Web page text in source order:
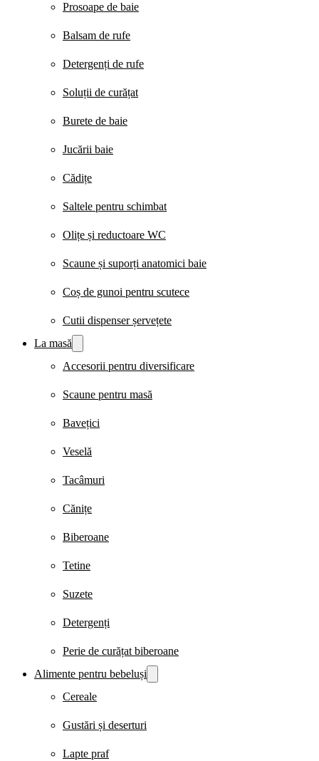
Prosoape de baie
Balsam de rufe
Detergenți de rufe
Soluții de curățat
Burete de baie
Jucării baie
Cădițe
Saltele pentru schimbat
Olițe și reductoare WC
Scaune și suporți anatomici baie
Coș de gunoi pentru scutece
Cutii dispenser șervețete
La masă
Accesorii pentru diversificare
Scaune pentru masă
Bavețici
Veselă
Tacâmuri
Cănițe
Biberoane
Tetine
Suzete
Detergenți
Perie de curățat biberoane
Alimente pentru bebeluși
Cereale
Gustări și deserturi
Lapte praf